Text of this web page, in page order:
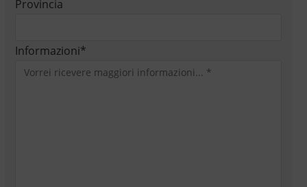
Provincia
Informazioni*